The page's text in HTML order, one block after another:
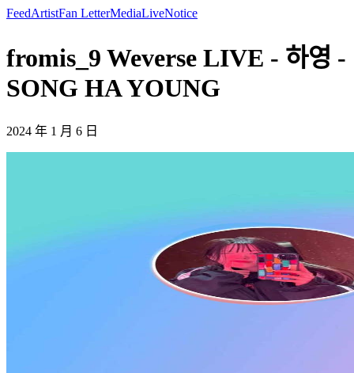
FeedArtistFan LetterMediaLiveNotice
fromis_9 Weverse LIVE - 하영 -
SONG HA YOUNG
2024 年 1 月 6 日